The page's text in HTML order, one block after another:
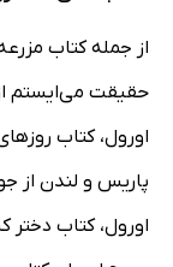
از جمله کتاب
حقیقت می‌ایستم
اورول، کتاب
پاریس و لندن از
اورول، کتاب